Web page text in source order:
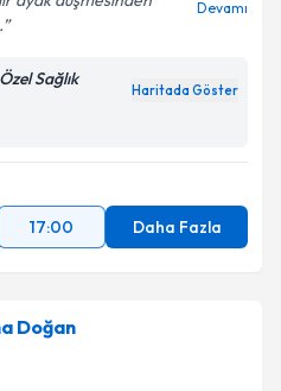
Devamı
Sağlık
Haritada Göster
17:00 Daha Fazla
Doğan